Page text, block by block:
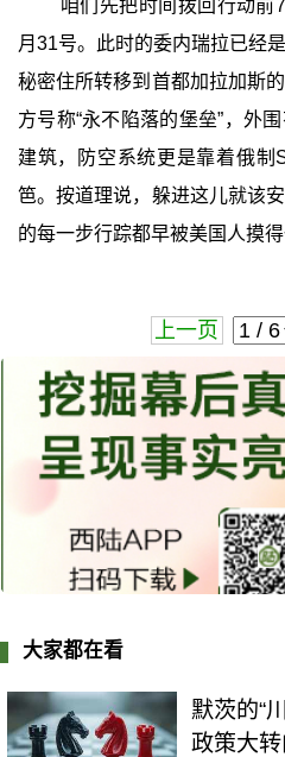
咱们先把时间拨回行动前
月31号。此时的委内瑞拉已经
秘密住所转移到首都加拉加斯
方号称“永不陷落的堡垒”，外
建筑，防空系统更是靠着俄制
笆。按道理说，躲进这儿就该
的每一步行踪都早被美国人摸得
上一页
大家都在看
默茨的“
政策大转